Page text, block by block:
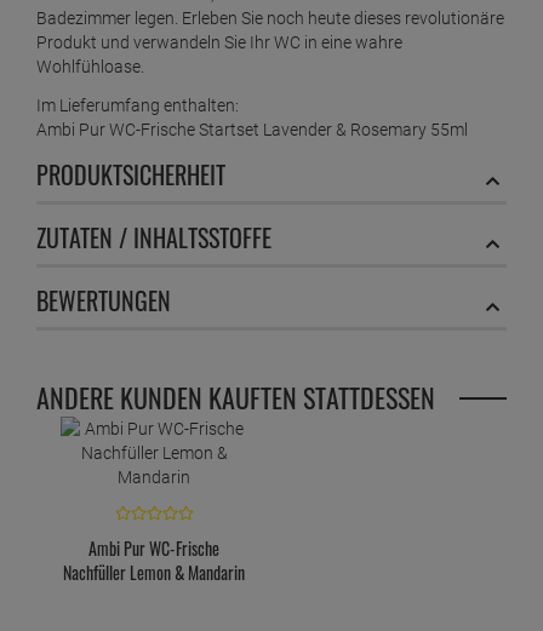
Badezimmer legen. Erleben Sie noch heute dieses revolutionäre
Produkt und verwandeln Sie Ihr WC in eine wahre
Wohlfühloase.
Im Lieferumfang enthalten:
Ambi Pur WC-Frische Startset Lavender & Rosemary 55ml
PRODUKTSICHERHEIT
ZUTATEN / INHALTSSTOFFE
BEWERTUNGEN
ANDERE KUNDEN KAUFTEN STATTDESSEN
Ambi Pur WC-Frische
Nachfüller Lemon & Mandarin